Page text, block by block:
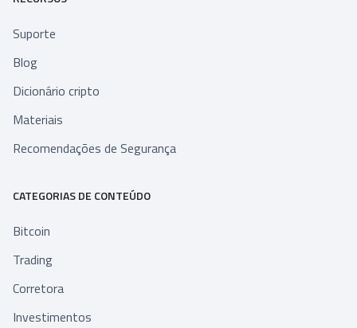
Suporte
Blog
Dicionário cripto
Materiais
Recomendações de Segurança
CATEGORIAS DE CONTEÚDO
Bitcoin
Trading
Corretora
Investimentos